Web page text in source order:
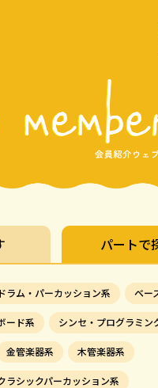
パートで
ドラム・パーカッション系 ベー
ード系 シンセ・プログラミン
金管楽器系 木管楽器系
ラシックパーカッション系